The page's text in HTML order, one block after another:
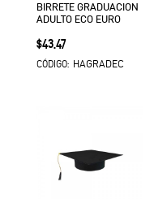
BIRRETE GRADUACION
ADULTO ECO EURO
Precio
$43.47
CÓDIGO: HAGRADEC